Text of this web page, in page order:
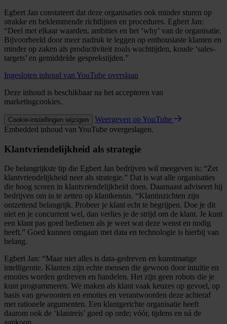
Egbert Jan constateert dat deze organisaties ook minder sturen op
strakke en beklemmende richtlijnen en procedures. Egbert Jan:
“Deel met elkaar waarden, ambities en het ‘why’ van de organisatie.
Bijvoorbeeld door meer nadruk te leggen op enthousiaste klanten en
minder op zaken als productiviteit zoals wachttijden, koude ‘sales-
targets’ en gemiddelde gesprekstijden.”
Ingesloten inhoud van YouTube overslaan
Deze inhoud is beschikbaar na het accepteren van
marketingcookies.
Cookie-instellingen wijzigen
Weergeven op YouTube
Embedded inhoud van YouTube overgeslagen.
Klantvriendelijkheid als strategie
De belangrijkste tip die Egbert Jan bedrijven wil meegeven is: “Zet
klantvriendelijkheid neer als strategie.” Dat is wat alle organisaties
die hoog scoren in klantvriendelijkheid doen. Daarnaast adviseert hij
bedrijven om in te zetten op klantkennis. “Klantinzichten zijn
ontzettend belangrijk. Probeer je klant echt te begrijpen. Doe je dit
niet en je concurrent wel, dan verlies je de strijd om de klant. Je kunt
een klant pas goed bedienen als je weet wat deze wenst en nodig
heeft.” Goed kunnen omgaan met data en technologie is hierbij van
belang.
Egbert Jan: “Maar niet alles is data-gedreven en kunstmatige
intelligentie. Klanten zijn echte mensen die gewoon door intuïtie en
emoties worden gedreven en handelen. Het zijn geen robots die je
kunt programmeren. We maken als klant vaak keuzes op gevoel, op
basis van gewoonten en emoties en verantwoorden deze achteraf
met rationele argumenten. Een klantgerichte organisatie heeft
daarom ook de ‘klantreis’ goed op orde; vóór, tijdens en ná de